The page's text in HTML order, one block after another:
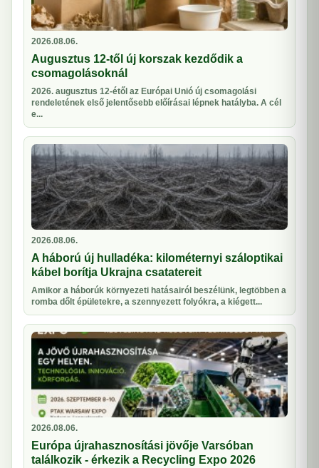
2026.08.06.
Augusztus 12-től új korszak kezdődik a
csomagolásoknál
2026. augusztus 12-étől az Európai Unió új csomagolási
rendeletének első jelentősebb előírásai lépnek hatályba. A cél
e...
2026.08.06.
A háború új hulladéka: kilométernyi száloptikai
kábel borítja Ukrajna csatatereit
Amikor a háborúk környezeti hatásairól beszélünk, legtöbben a
romba dőlt épületekre, a szennyezett folyókra, a kiégett...
2026.08.06.
Európa újrahasznosítási jövője Varsóban
találkozik - érkezik a Recycling Expo 2026